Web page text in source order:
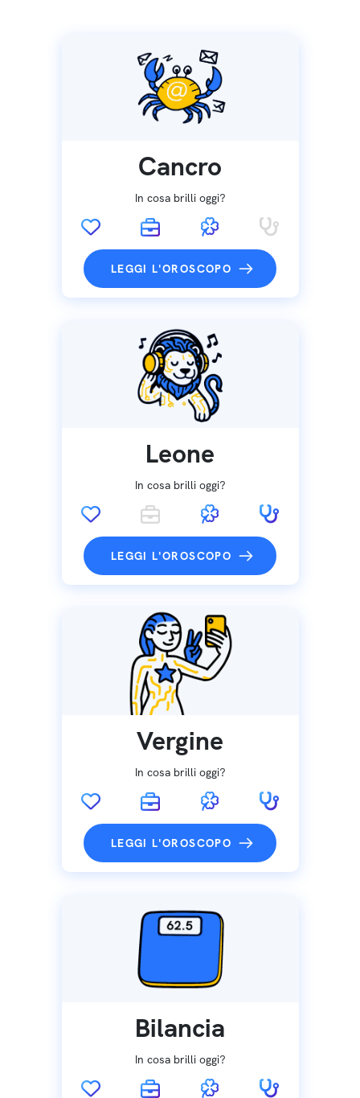
Cancro
In cosa brilli oggi?
LEGGI L'OROSCOPO
Leone
In cosa brilli oggi?
LEGGI L'OROSCOPO
Vergine
In cosa brilli oggi?
LEGGI L'OROSCOPO
Bilancia
In cosa brilli oggi?